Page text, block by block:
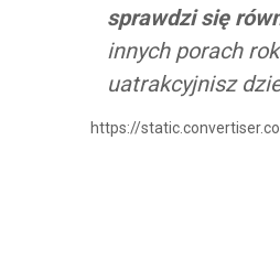
sprawdzi się
innych porach
uatrakcyjnisz
https://